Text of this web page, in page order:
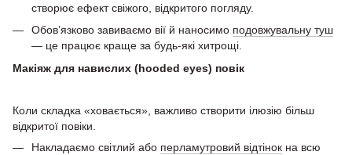
створює ефект свіжого, відкритого погляду.
Обов’язково завиваємо вії й наносимо подовжувальну туш
— це працює краще за будь-які хитрощі.
Макіяж для навислих (hooded eyes) повік
Коли складка «ховається», важливо створити ілюзію більш
відкритої повіки.
Накладаємо світлий або перламутровий відтінок на всю